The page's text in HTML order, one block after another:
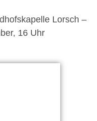
Lorsch –
16 Uhr